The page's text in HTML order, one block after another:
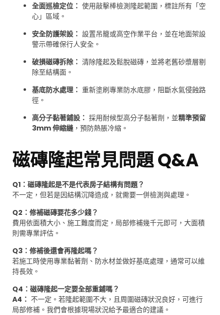
全面巡檢定位： 使用敲擊棒檢測隆起範圍，標註所有「空
心」區域。
安全防護架設： 設置吊籠或高空作業平台，並在地面架設
警示帶確保行人安全。
破損磁磚拆除： 清除隆起及鬆脫磁磚，並將老舊砂漿層剔
除至結構面。
基底防水處理： 重新塗刷專業防水底膠，阻斷水氣侵蝕路
徑。
高分子黏著鋪設： 採用耐候型高分子黏著劑，並精準預留
3mm 伸縮縫 ，預防熱脹冷縮。
磁磚隆起常見問題 Q&A
Q1：磁磚隆起是不是代表房子結構有問題？
不一定，但若是因結構沉降造成，就需要一併檢測與處理。
Q2：修補磁磚要花多少錢？
費用依面積大小、施工難度而定，局部修補幾千元即可，大面積
則需專業評估。
Q3：修補後還會再隆起嗎？
若施工時使用專業黏著劑、防水材並做好基底處理，通常可以維
持長效。
Q4：磁磚隆起一定要全部重鋪嗎？
A4： 不一定。若隆起範圍不大，且周圍磁磚狀況良好，可進行
局部修補。我們會根據現場狀況給予最適合的建議。